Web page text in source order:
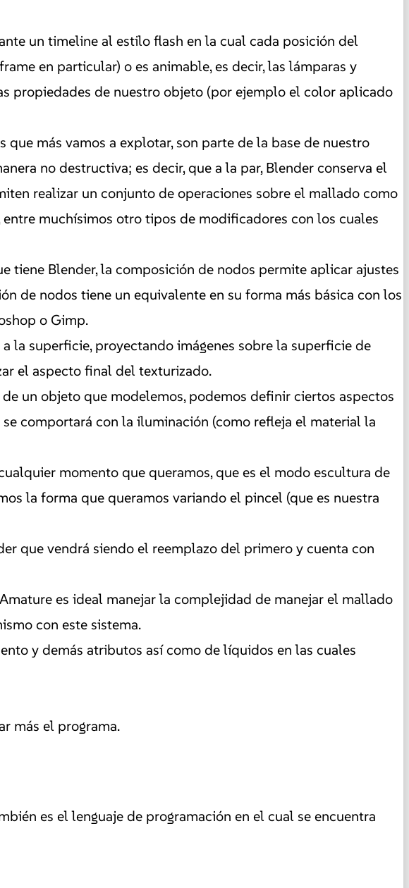
un timeline al estilo flash en la cual cada posición del
en particular) o es animable, es decir, las lámparas y
propiedades de nuestro objeto (por ejemplo el color aplicado
más vamos a explotar, son parte de la base de nuestro
no destructiva; es decir, que a la par, Blender conserva el
realizar un conjunto de operaciones sobre el mallado como
muchísimos otro tipos de modificadores con los cuales
tiene Blender, la composición de nodos permite aplicar ajustes
de nodos tiene un equivalente en su forma más básica con los
o Gimp.
la superficie, proyectando imágenes sobre la superficie de
el aspecto final del texturizado.
un objeto que modelemos, podemos definir ciertos aspectos
comportará con la iluminación (como refleja el material la
momento que queramos, que es el modo escultura de
la forma que queramos variando el pincel (que es nuestra
que vendrá siendo el reemplazo del primero y cuenta con
es ideal manejar la complejidad de manejar el mallado
con este sistema.
y demás atributos así como de líquidos en las cuales
más el programa.
es el lenguaje de programación en el cual se encuentra